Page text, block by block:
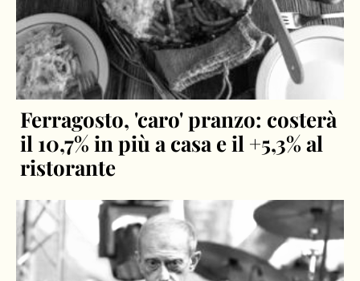
Ferragosto, 'caro' pranzo: costerà
il 10,7% in più a casa e il +5,3% al
ristorante